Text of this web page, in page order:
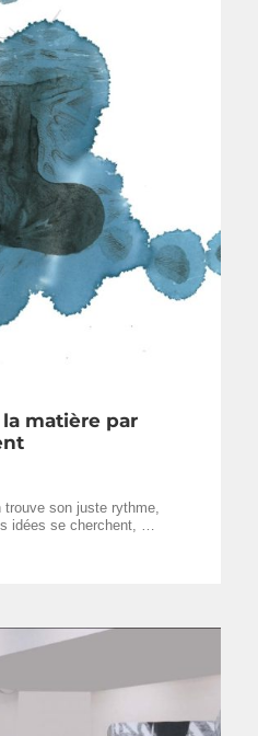
la matière par
trouve son juste rythme,
idées se cherchent, …